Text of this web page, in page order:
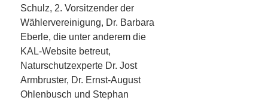
Schulz, 2. Vorsitzender der
Wählervereinigung, Dr. Barbara
Eberle, die unter anderem die
KAL-Website betreut,
Naturschutzexperte Dr. Jost
Armbruster, Dr. Ernst-August
Ohlenbusch und Stephan